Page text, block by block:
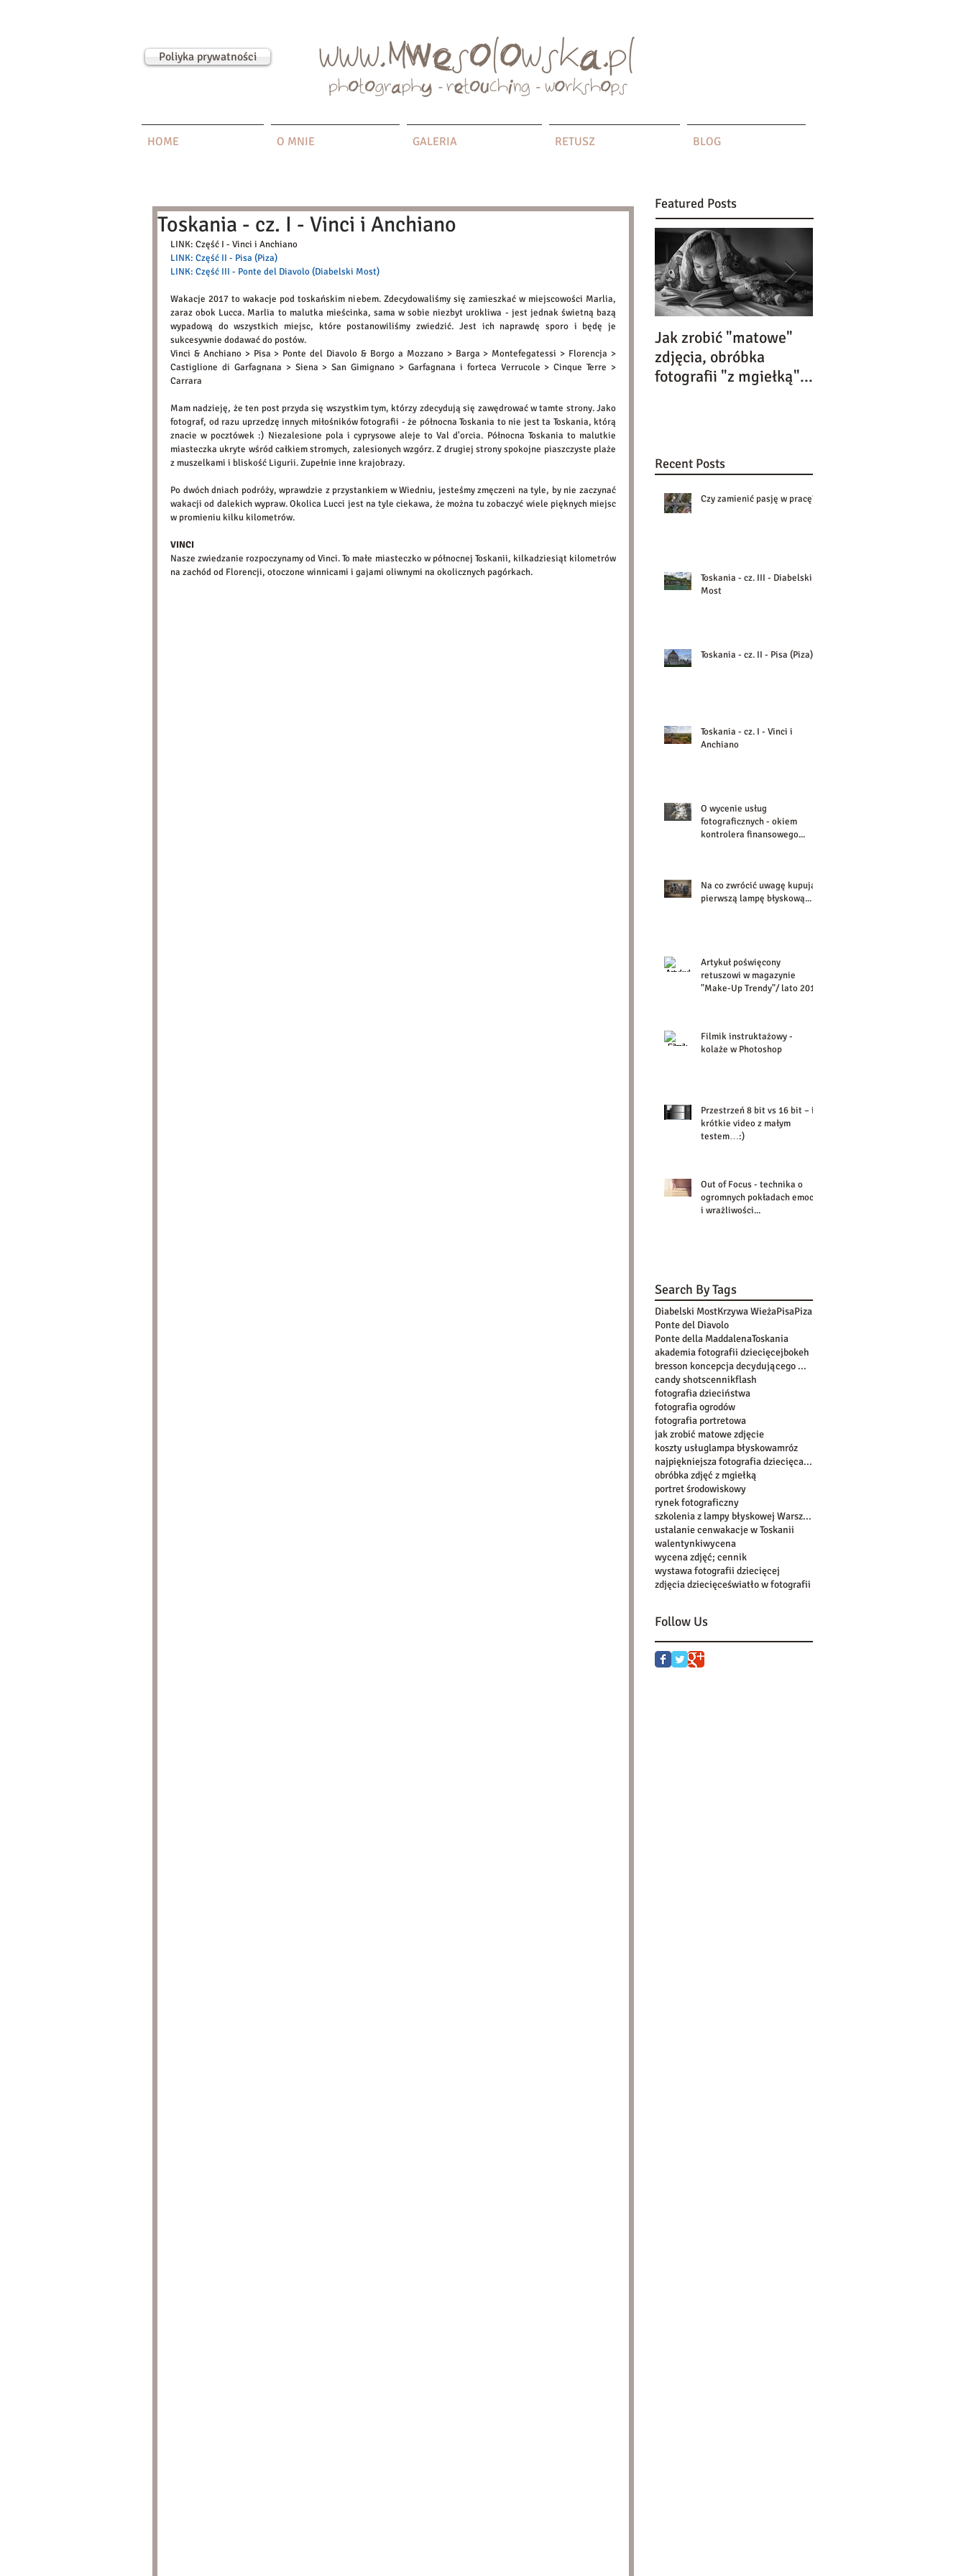
Poliyka prywatności
HOME O MNIE GALERIA RETUSZ BLOG
Toskania - cz. I - Vinci i Anchiano
LINK: Część I - Vinci i Anchiano
LINK: Część II - Pisa (Piza)
LINK: Część III - Ponte del Diavolo (Diabelski Most)
Wakacje 2017 to wakacje pod toskańskim niebem. Zdecydowaliśmy się zamieszkać w miejscowości Marlia,
zaraz obok Lucca. Marlia to malutka mieścinka, sama w sobie niezbyt urokliwa - jest jednak świetną bazą
wypadową do wszystkich miejsc, które postanowiliśmy zwiedzić. Jest ich naprawdę sporo i będę je
sukcesywnie dodawać do postów.
Vinci & Anchiano > Pisa > Ponte del Diavolo & Borgo a Mozzano > Barga > Montefegatessi > Florencja >
Castiglione di Garfagnana > Siena > San Gimignano > Garfagnana i forteca Verrucole > Cinque Terre >
Carrara
Mam nadzieję, że ten post przyda się wszystkim tym, którzy zdecydują się zawędrować w tamte strony. Jako
fotograf, od razu uprzedzę innych miłośników fotografii - że północna Toskania to nie jest ta Toskania, którą
znacie w pocztówek :) Niezalesione pola i cyprysowe aleje to Val d'orcia. Północna Toskania to malutkie
miasteczka ukryte wśród całkiem stromych, zalesionych wzgórz. Z drugiej strony spokojne piaszczyste plaże
z muszelkami i bliskość Ligurii. Zupełnie inne krajobrazy.
Po dwóch dniach podróży, wprawdzie z przystankiem w Wiedniu, jesteśmy zmęczeni na tyle, by nie zaczynać
wakacji od dalekich wypraw. Okolica Lucci jest na tyle ciekawa, że można tu zobaczyć wiele pięknych miejsc
w promieniu kilku kilometrów.
VINCI
Nasze zwiedzanie rozpoczynamy od Vinci. To małe miasteczko w północnej Toskanii, kilkadziesiąt kilometrów
na zachód od Florencji, otoczone winnicami i gajami oliwnymi na okolicznych pagórkach.
Featured Posts
Jak zrobić "matowe"
zdjęcia, obróbka
fotografii "z mgiełką"...
Recent Posts
Czy zamienić pasję w pracę?
Toskania - cz. III - Diabelski
Most
Toskania - cz. II - Pisa (Piza)
Toskania - cz. I - Vinci i
Anchiano
O wycenie usług
fotograficznych - okiem
kontrolera finansowego...
Na co zwrócić uwagę kupując
pierwszą lampę błyskową...
Artykuł poświęcony
retuszowi w magazynie
"Make-Up Trendy"/ lato 2016
Filmik instruktażowy -
kolaże w Photoshop
Przestrzeń 8 bit vs 16 bit – i
krótkie video z małym
testem…:)
Out of Focus - technika o
ogromnych pokładach emocji
i wrażliwości...
Search By Tags
Diabelski MostKrzywa WieżaPisaPiza
Ponte del Diavolo
Ponte della MaddalenaToskania
akademia fotografii dziecięcejbokeh
bresson koncepcja decydującego momentu
candy shotscennikflash
fotografia dzieciństwa
fotografia ogrodów
fotografia portretowa
jak zrobić matowe zdjęcie
koszty usługlampa błyskowamróz
najpiękniejsza fotografia dziecięca w warszawie
obróbka zdjęć z mgiełką
portret środowiskowy
rynek fotograficzny
szkolenia z lampy błyskowej Warszawa
ustalanie cenwakacje w Toskanii
walentynkiwycena
wycena zdjęć; cennik
wystawa fotografii dziecięcej
zdjęcia dziecięceświatło w fotografii
Follow Us